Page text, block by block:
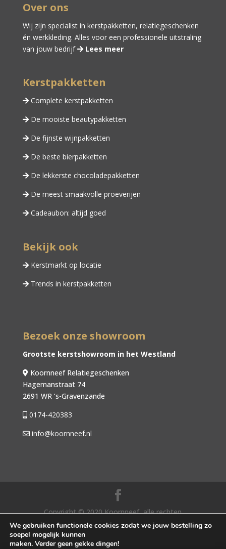
Over ons
Wij zijn specialist in kerstpakketten, relatiegeschenken
én werkkleding. Alles voor een professionele uitstraling
van jouw bedrijf
Lees meer
Kerstpakketten
Complete kerstpakketten
De mooiste beautypakketten
De fijnste wijnpakketten
De beste bierpakketten
De lekkerste chocoladepakketten
De meest smaakvolle proeverijen
Cadeaubon: altijd goed
Bekijk ook
Kerstmarkt op locatie
Trends in kerstpakketten
Bezoek onze showroom
Grootste kerstshowroom in het Westland
Koornneef Relatiegeschenken
Hagemanstraat 74
2691 WR ‘s-Gravenzande
0174-420383
info@koornneef.nl
Copyright © 2020 Koornneef, alle rechten
voorbehouden. |Algemene voorwaarden|
Privacybeleid
We gebruiken functionele cookies zodat we jouw bestelling zo
soepel mogelijk kunnen
maken. Verder geen gekke dingen!